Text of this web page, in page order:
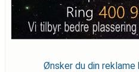
Ønsker du din